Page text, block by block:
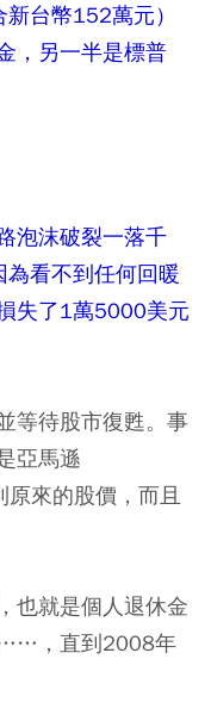
台幣152萬元）
，另一半是標普
泡沫破裂一落千
看不到任何回暖
失了1萬5000美元
等待股市復甦。事
亞馬遜
原來的股價，而且
也就是個人退休金
……，直到2008年